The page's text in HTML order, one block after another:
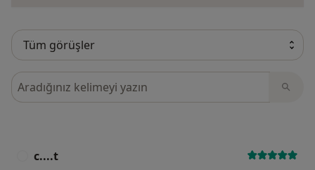
Görüşler içerisinde ara
c....t